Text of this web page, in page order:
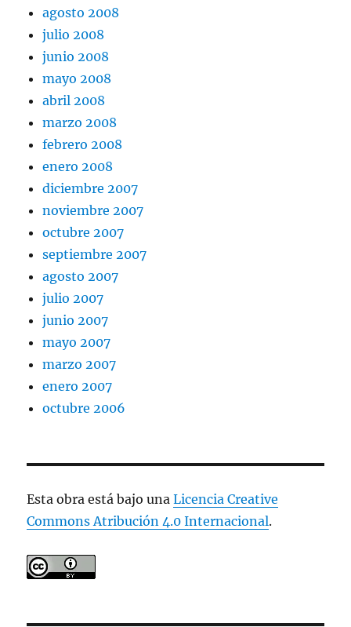
agosto 2008
julio 2008
junio 2008
mayo 2008
abril 2008
marzo 2008
febrero 2008
enero 2008
diciembre 2007
noviembre 2007
octubre 2007
septiembre 2007
agosto 2007
julio 2007
junio 2007
mayo 2007
marzo 2007
enero 2007
octubre 2006
Esta obra está bajo unaLicencia Creative
Commons Atribución 4.0 Internacional.